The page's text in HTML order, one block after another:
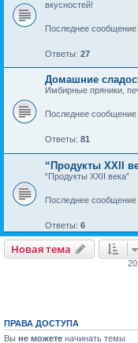
вкусностей!
Последнее сообщение
Ответы: 27
Домашние
Имбирные пряники,
Последнее сообщение
Ответы: 81
“Продукты XXII
“Продукты XXII века”
Последнее сообщение
Ответы: 6
Новая тема
Новаятема
ПРАВА ДОСТУПА
Вы не можете начинать темы